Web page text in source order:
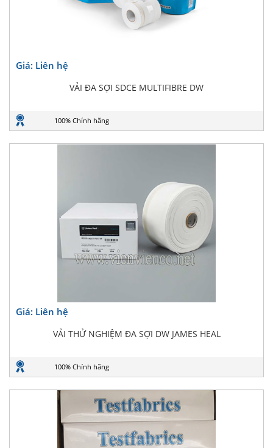
Giá: Liên hệ
VẢI ĐA SỢI SDCE MULTIFIBRE DW
100% Chính hãng
Giá: Liên hệ
VẢI THỬ NGHIỆM ĐA SỢI DW JAMES HEAL
100% Chính hãng